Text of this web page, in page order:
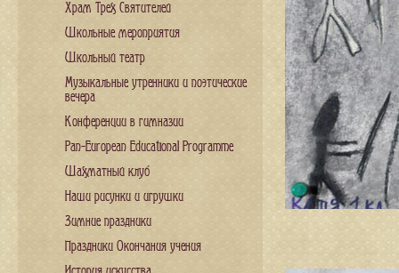
Храм Трех Святителей
Школьные мероприятия
Школьный театр
Музыкальные утренники и поэтические
вечера
Конференции в гимназии
Pan-European Educational Programme
Шахматный клуб
Наши рисунки и игрушки
Зимние праздники
Праздники Окончания учения